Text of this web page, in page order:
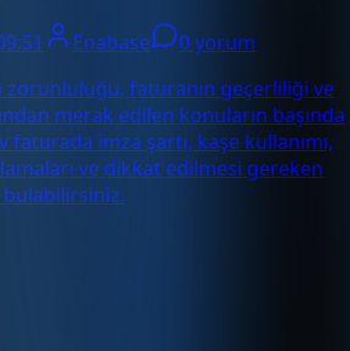
Enabase
0 yorum
zorunluluğu, faturanın geçerliliği ve
merak edilen konuların başında
faturada imza şartı, kaşe kullanımı,
ve dikkat edilmesi gereken
bulabilirsiniz.